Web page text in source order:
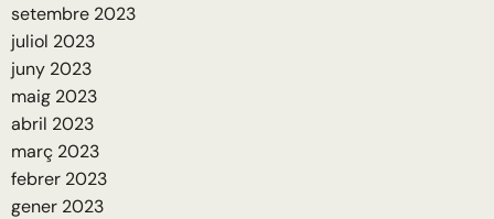
setembre 2023
juliol 2023
juny 2023
maig 2023
abril 2023
març 2023
febrer 2023
gener 2023